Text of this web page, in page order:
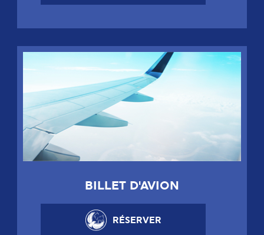
BILLET D'AVION
RÉSERVER